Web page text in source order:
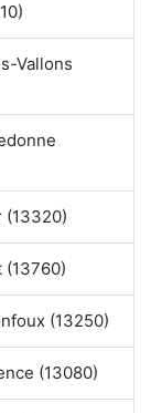
Vallons
(13320)
(13250)
(13080)